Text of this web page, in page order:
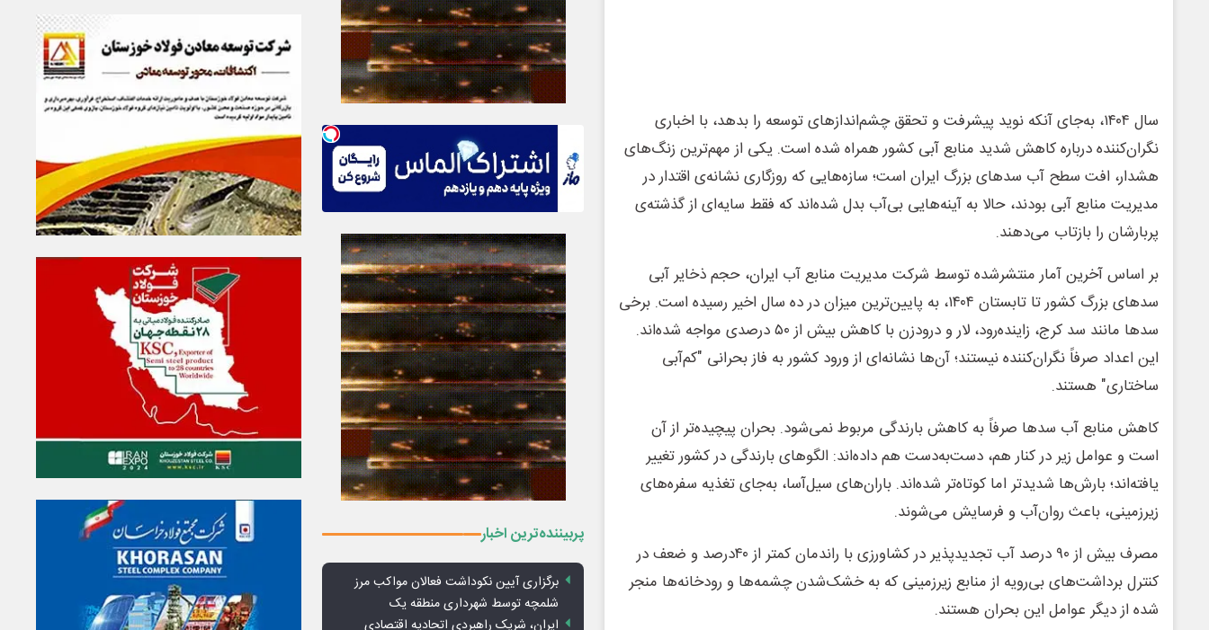
سال ۱۴۰۴، به‌جای آنکه نوید پیشرفت و تحقق چشم‌اندازهای توسعه را بدهد، با اخباری
نگران‌کننده درباره کاهش شدید منابع آبی کشور همراه شده است. یکی از مهم‌ترین زنگ‌های
هشدار، افت سطح آب سدهای بزرگ ایران است؛ سازه‌هایی که روزگاری نشانه‌ی اقتدار در
مدیریت منابع آبی بودند، حالا به آینه‌هایی بی‌آب بدل شده‌اند که فقط سایه‌ای از گذشته‌ی
پربارشان را بازتاب می‌دهند.
بر اساس آخرین آمار منتشرشده توسط شرکت مدیریت منابع آب ایران، حجم ذخایر آبی
سدهای بزرگ کشور تا تابستان ۱۴۰۴، به پایین‌ترین میزان در ده سال اخیر رسیده است. برخی
سدها مانند سد کرج، زاینده‌رود، لار و درودزن با کاهش بیش از ۵۰ درصدی مواجه شده‌اند.
این اعداد صرفاً نگران‌کننده نیستند؛ آن‌ها نشانه‌ای از ورود کشور به فاز بحرانی "کم‌آبی
ساختاری" هستند.
کاهش منابع آب سدها صرفاً به کاهش بارندگی مربوط نمی‌شود. بحران پیچیده‌تر از آن
است و عوامل زیر در کنار هم، دست‌به‌دست هم داده‌اند: الگوهای بارندگی در کشور تغییر
یافته‌اند؛ بارش‌ها شدیدتر اما کوتاه‌تر شده‌اند. باران‌های سیل‌آسا، به‌جای تغذیه سفره‌های
زیرزمینی، باعث روان‌آب و فرسایش می‌شوند.
مصرف بیش از ۹۰ درصد آب تجدیدپذیر در کشاورزی با راندمان کمتر از ۴۰درصد و ضعف در
کنترل برداشت‌های بی‌رویه از منابع زیرزمینی که به خشک‌شدن چشمه‌ها و رودخانه‌ها منجر
شده از دیگر عوامل این بحران هستند.
پربیننده‌ترین اخبار
برگزاری آیین نکوداشت فعالان مواکب مرز
شلمچه توسط شهرداری منطقه یک
ایران، شریک راهبردی اتحادیه اقتصادی